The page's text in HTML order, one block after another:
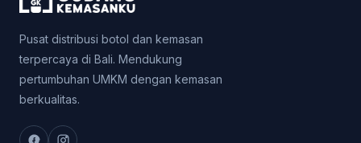
Pusat distribusi botol dan kemasan
terpercaya di Bali. Mendukung
pertumbuhan UMKM dengan kemasan
berkualitas.